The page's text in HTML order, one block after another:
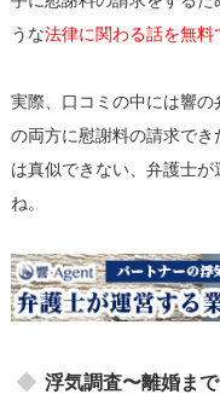
うな法律に関わる話を無料
実際、口コミの中には響
の両方に慰謝料の請求で
は真似できない、弁護士
ね。
浮気調査〜離婚ま